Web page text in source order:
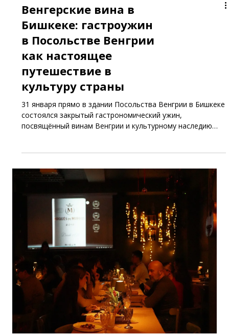
Венгерские вина в
Бишкеке: гастроужин
в Посольстве Венгрии
как настоящее
путешествие в
культуру страны
31 января прямо в здании Посольства Венгрии в Бишкеке
состоялся закрытый гастрономический ужин,
этой удивительной страны. Формат события объединил
превратив вечер в полноценное культурное
путешествие. Вина Венгрии как отражение истории и
характера страны Вина Венгрии по праву считаются
одними из самых самобытных в Европе. Винодельческие
регионы страны формировались веками, сохраняя